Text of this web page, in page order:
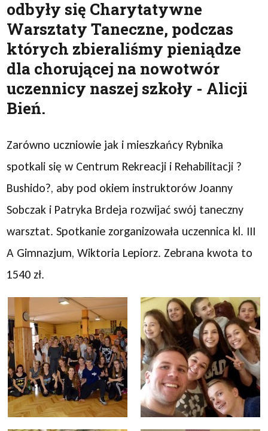
odbyły się Charytatywne
Warsztaty Taneczne, podczas
których zbieraliśmy pieniądze
dla chorującej na nowotwór
uczennicy naszej szkoły - Alicji
Bień.
Zarówno uczniowie jak i mieszkańcy Rybnika
spotkali się w Centrum Rekreacji i Rehabilitacji ?
Bushido?, aby pod okiem instruktorów Joanny
Sobczak i Patryka Brdeja rozwijać swój taneczny
warsztat. Spotkanie zorganizowała uczennica kl. III
A Gimnazjum, Wiktoria Lepiorz. Zebrana kwota to
1540 zł.